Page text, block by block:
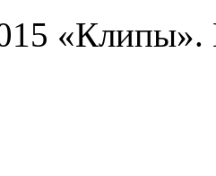
«Клипы».